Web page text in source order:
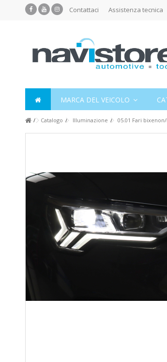
Contattaci Assistenza tecnica
MARCA DEL VEICOLO
Catalogo Illuminazione 05.01 Fari bixenon/